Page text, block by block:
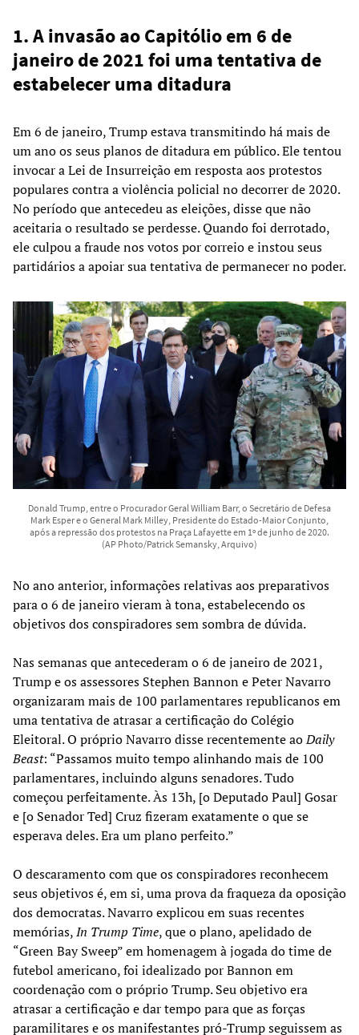
1. A invasão ao Capitólio em 6 de
janeiro de 2021 foi uma tentativa de
estabelecer uma ditadura
Em 6 de janeiro, Trump estava transmitindo há mais de
um ano os seus planos de ditadura em público. Ele tentou
invocar a Lei de Insurreição em resposta aos protestos
populares contra a violência policial no decorrer de 2020.
No período que antecedeu as eleições, disse que não
aceitaria o resultado se perdesse. Quando foi derrotado,
ele culpou a fraude nos votos por correio e instou seus
partidários a apoiar sua tentativa de permanecer no poder.
Donald Trump, entre o Procurador Geral William Barr, o Secretário de Defesa
Mark Esper e o General Mark Milley, Presidente do Estado-Maior Conjunto,
após a repressão dos protestos na Praça Lafayette em 1º de junho de 2020.
(AP Photo/Patrick Semansky, Arquivo)
No ano anterior, informações relativas aos preparativos
para o 6 de janeiro vieram à tona, estabelecendo os
objetivos dos conspiradores sem sombra de dúvida.
Nas semanas que antecederam o 6 de janeiro de 2021,
Trump e os assessores Stephen Bannon e Peter Navarro
organizaram mais de 100 parlamentares republicanos em
uma tentativa de atrasar a certificação do Colégio
Eleitoral. O próprio Navarro disse recentemente aoDaily
Beast: “Passamos muito tempo alinhando mais de 100
parlamentares, incluindo alguns senadores. Tudo
começou perfeitamente. Às 13h, [o Deputado Paul] Gosar
e [o Senador Ted] Cruz fizeram exatamente o que se
esperava deles. Era um plano perfeito.”
O descaramento com que os conspiradores reconhecem
seus objetivos é, em si, uma prova da fraqueza da oposição
dos democratas. Navarro explicou em suas recentes
memórias,In Trump Time, que o plano, apelidado de
“Green Bay Sweep” em homenagem à jogada do time de
futebol americano, foi idealizado por Bannon em
coordenação com o próprio Trump. Seu objetivo era
atrasar a certificação e dar tempo para que as forças
paramilitares e os manifestantes pró-Trump seguissem as